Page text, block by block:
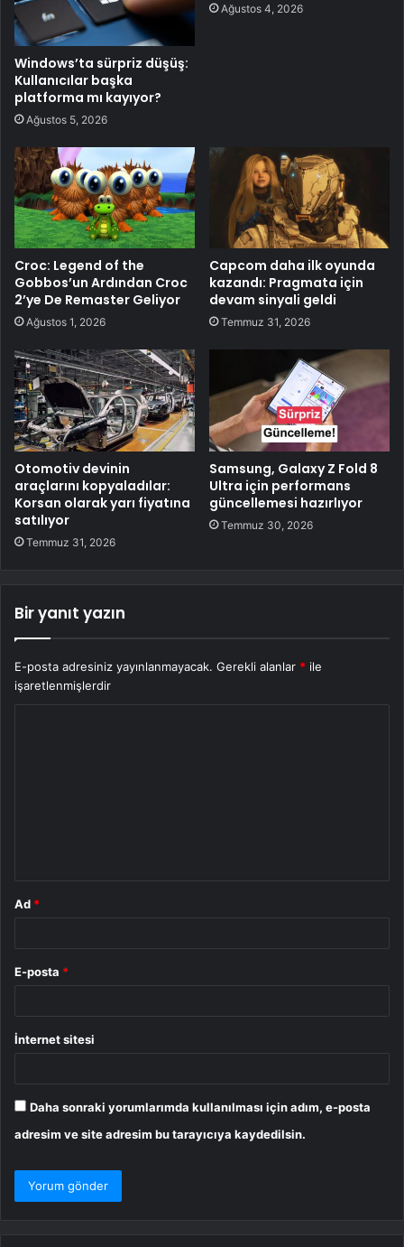
Windows’ta sürpriz düşüş:
Kullanıcılar başka
platforma mı kayıyor?
Ağustos 5, 2026
Ağustos 4, 2026
Croc: Legend of the
Gobbos’un Ardından Croc
2’ye De Remaster Geliyor
Ağustos 1, 2026
Capcom daha ilk oyunda
kazandı: Pragmata için
devam sinyali geldi
Temmuz 31, 2026
Otomotiv devinin
araçlarını kopyaladılar:
Korsan olarak yarı fiyatına
satılıyor
Temmuz 31, 2026
Samsung, Galaxy Z Fold 8
Ultra için performans
güncellemesi hazırlıyor
Temmuz 30, 2026
Bir yanıt yazın
E-posta adresiniz yayınlanmayacak. Gerekli alanlar * ile
işaretlenmişlerdir
Ad *
E-posta *
İnternet sitesi
Daha sonraki yorumlarımda kullanılması için adım, e-posta
adresim ve site adresim bu tarayıcıya kaydedilsin.